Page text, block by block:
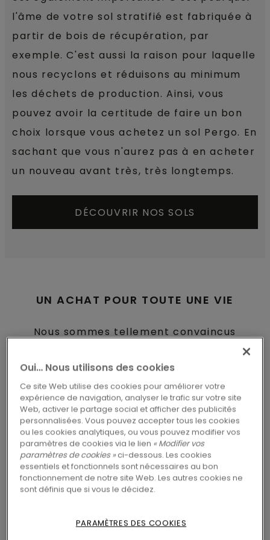
l'âme de votre sol stratifié est fabriquée à
partir de bois de récupération, par
exemple. C'est aussi la raison pour laquelle
nous recyclons et réduisons au minimum
les déchets de production. Ainsi, vous
pouvez avoir la certitude de faire un bon
choix lorsque vous achetez un sol Pergo. En
sachant que vous n'aurez pas à en acheter
un nouveau avant très, très longtemps.
DÉCOUVRIR NOS SOLS
UN ACHAT POUR TOUTE UNE VIE
Nous sommes tellement convaincus
leur attribuons unegarantie à vie
Ce qui est à la fois bénéfique pour
vous et pour l'environnement.
EN SAVOIR PLUS
CHOISISSEZ DES PRODUITS ÉCO-
Oui… Nous utilisons des cookies
Ce site Web utilise des cookies pour améliorer votre
expérience de navigation, analyser le trafic sur votre site
Web, activer le partage social et afficher des publicités
personnalisées. Vous pouvez accepter tous les cookies
ou les cookies analytiques, ou vous pouvez modifier vos
paramètres de cookies via le lien « Modifier vos
paramètres de cookies » ci-dessous. Les cookies
essentiels et fonctionnels sont nécessaires au bon
fonctionnement de notre site Web. Les autres cookies ne
sont définis que si vous le décidez.
PARAMÈTRES DES COOKIES